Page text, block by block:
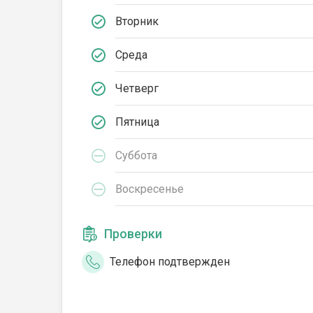
Вторник
Среда
Четверг
Пятница
Суббота
Воскресенье
Проверки
Телефон подтвержден